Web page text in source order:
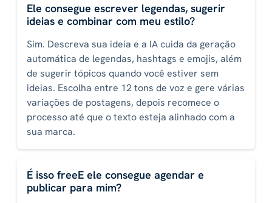
Ele consegue escrever legendas, sugerir
ideias e combinar com meu estilo?
Sim. Descreva sua ideia e a IA cuida da geração
automática de legendas, hashtags e emojis, além
de sugerir tópicos quando você estiver sem
ideias. Escolha entre 12 tons de voz e gere várias
variações de postagens, depois recomece o
processo até que o texto esteja alinhado com a
sua marca.
É isso freeE ele consegue agendar e
publicar para mim?